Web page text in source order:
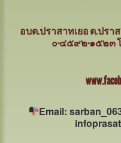
อบต.ปราสาทเยอ ต.ปรา
๐-๔๕๙๒-๑๕๒๓
Email: